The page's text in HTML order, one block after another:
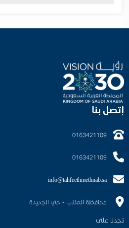
إتصل بنا
0163421109
0163421109
info@tahfeethmethnab.sa
محافظة المذنب - حي الجديدة
تجدنا على